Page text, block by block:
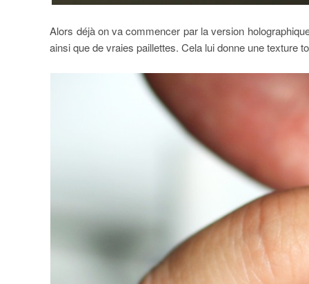
Alors déjà on va commencer par la version
ainsi que de vraies paillettes. Cela lui donne une texture